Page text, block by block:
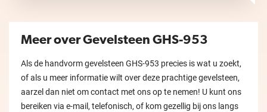
Meer over Gevelsteen GHS-953
Als de handvorm gevelsteen GHS-953 precies is wat u zoekt,
of als u meer informatie wilt over deze prachtige gevelsteen,
aarzel dan niet om contact met ons op te nemen! U kunt ons
bereiken via e-mail, telefonisch, of kom gezellig bij ons langs